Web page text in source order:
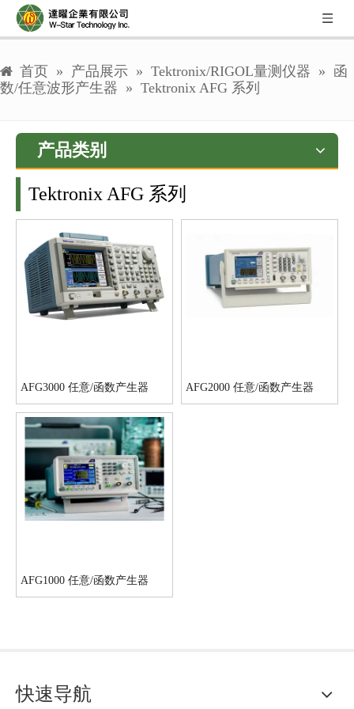
首页 » 产品展示 » Tektronix/RIGOL量测仪器 » 函
数/任意波形产生器 » Tektronix AFG 系列
产品类别
Tektronix AFG 系列
AFG3000 任意/函数产生器 AFG2000 任意/函数产生器
AFG1000 任意/函数产生器
快速导航